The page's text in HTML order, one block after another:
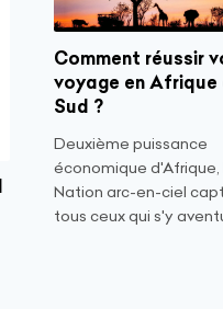
Comment réussir
voyage en Afrique
Sud ?
Deuxième puissance
économique d'Afrique,
Nation arc-en-ciel
tous ceux qui s'y